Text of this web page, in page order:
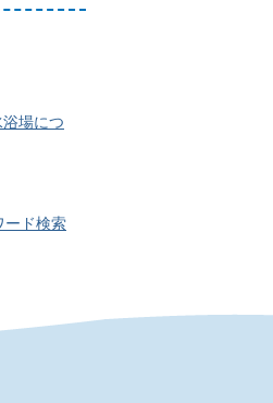
場につ
ード検索